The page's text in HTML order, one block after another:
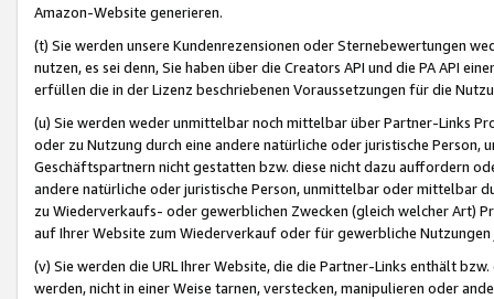
Amazon-Website generieren.
(t) Sie werden unsere Kundenrezensionen oder Sternebewertungen
nutzen, es sei denn, Sie haben über die Creators API und die PA API
erfüllen die in der Lizenz beschriebenen Voraussetzungen für die
(u) Sie werden weder unmittelbar noch mittelbar über Partner-Links
oder zu Nutzung durch eine andere natürliche oder juristische
Geschäftspartnern nicht gestatten bzw. diese nicht dazu auffordern
andere natürliche oder juristische Person, unmittelbar oder mittelbar
zu Wiederverkaufs- oder gewerblichen Zwecken (gleich welcher Art)
auf Ihrer Website zum Wiederverkauf oder für gewerbliche
(v) Sie werden die URL Ihrer Website, die die Partner-Links enthält
werden, nicht in einer Weise tarnen, verstecken, manipulieren oder